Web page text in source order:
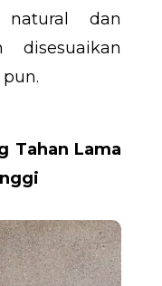
natural dan
Tahan Lama